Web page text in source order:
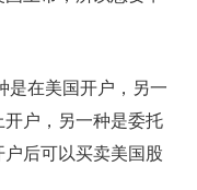
是在美国开户，另一
户，另一种是委托
后可以买卖美国股